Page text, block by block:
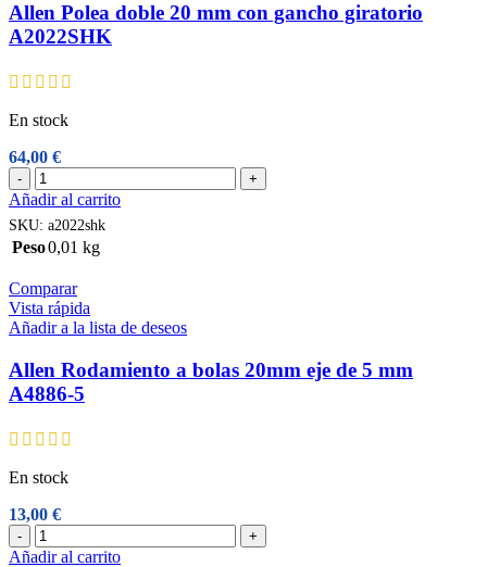
Allen Polea doble 20 mm con gancho giratorio
A2022SHK
En stock
64,00 €
-
Allen
Polea
20
mm
gancho
giratorio
A2022SHK
+
Añadir al carrito
SKU: a2022shk
Peso0,01 kg
Comparar
Vista rápida
Añadir a la lista de deseos
Allen Rodamiento a bolas 20mm eje de 5 mm
A4886-5
En stock
13,00 €
-
Allen
Rodamiento
+
Añadir al carrito